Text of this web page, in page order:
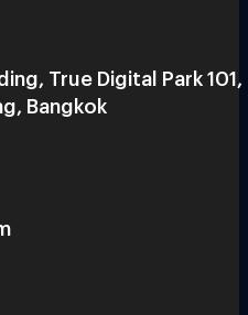
True Digital Park 101,
Bangkok